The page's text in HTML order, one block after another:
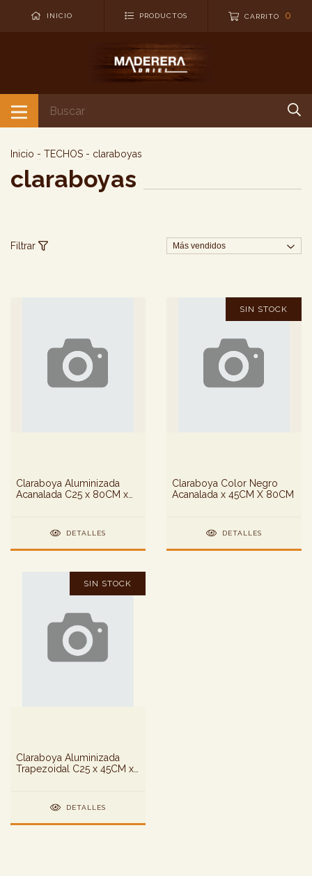
INICIO PRODUCTOS CARRITO 0
Inicio - TECHOS - claraboyas
claraboyas
Filtrar
Claraboya Aluminizada
Acanalada C25 x 80CM x
DETALLES
SIN STOCK
Claraboya Color Negro
Acanalada x 45CM X 80CM
DETALLES
SIN STOCK
Claraboya Aluminizada
Trapezoidal C25 x 45CM x
DETALLES